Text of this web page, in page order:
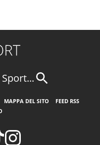
MAPPA DEL SITO
FEED RSS